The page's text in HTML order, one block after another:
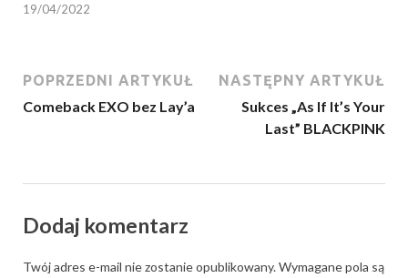
19/04/2022
POPRZEDNI ARTYKUŁ
Comeback EXO bez Lay’a
NASTĘPNY ARTYKUŁ
Sukces „As If It’s Your
Last” BLACKPINK
Dodaj komentarz
Twój adres e-mail nie zostanie opublikowany.Wymagane pola są